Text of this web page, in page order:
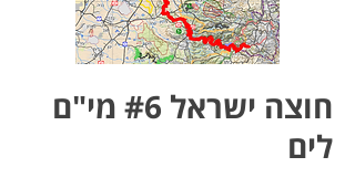
חוצה ישראל #6 מי"ם
לים